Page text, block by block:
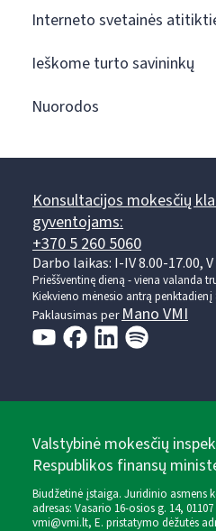
Interneto svetainės
Ieškome turto savininkų
Nuorodos
Konsultacijos mokesčių
gyventojams:
+370 5 260 5060
Darbo laikas: I-IV 8.00-17.00, V
Prieššventinę dieną - viena valanda
Kiekvieno mėnesio antrą penktadienį
Paklausimas perMano VMI
Valstybinė mokesčių
Respublikos finansų
Biudžetinė įstaiga. Juridinio asmens
adresas: Vasario 16-osios g. 14,
vmi@vmi.lt, E. pristatymo dėžutės